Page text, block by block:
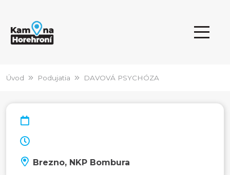
Úvod Podujatia DAVOVÁ PSYCHÓZA
Brezno, NKP Bombura